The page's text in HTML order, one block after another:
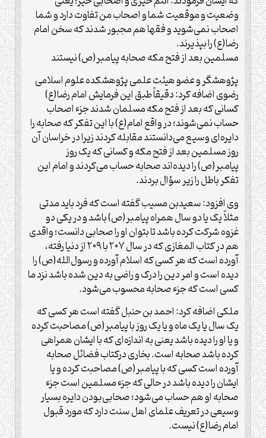
وضعیت و موقعیت شما و اصحاب من تفاوت دارد و شما
اصحاب نمی‌شوید و فقها هم مجبور شدند که سخن امام
رضا(ع) را بپذیرند.
مسلمین بعد از فتح مکه صحابه پیامبر(ص) نیستند
پژوهشگر و عضو هیئت علمی پژوهشکده علوم اسلامی
رضوی اضافه کرد: دقیقاً طبق این فرمایش امام رضا(ع)
کسانی که بعد از فتح مکه مسلمان شدند جزء اصحاب
حساب نمی‌شوند؛ در واقع امام(ع) با این تفکر که صحابه را
دایره‌ای وسیع می‌دانستند مقابله کردند زیرا در خراسان آن
روز مسلمین بعد از فتح مکه و کسانی که یک روز
پیامبر(ص) را دیده‌اند صحابه حساب می‌کردند و امام این
تفکر باطل را زیر سؤال بردند.
وی افزود: سعیدبن مسیب گفته است که فرد باید مدتی
مثلاً یک یا دو سال همراه پیامبر(ص) باشد و در یکی دو
غزوه شرکت کرده باشد تا بتوان او را صحابی دانست؛ واقدی
هم در کتاب المغازی که در سال ۲۰۷ با ۲۰۹ از دنیا رفته،
آورده است که هر کسی که اسلام آورده و رسول‌الله(ص) را
دیده است و امر دین را درک و راضی به دین شده باشد نزد ما
کسی است که جزء صحابه محسوب می‌شود.
ملکی اضافه کرد: احمد بن حنبل گفته است هر کسی که
یک سال یا یک ماه و یا یک روز با پیامبر(ص) مصاحبت کرده
و یا او را دیده باشد یعنی به اندازه‌ای که با ایشان همراهی
کرده باشد صحابه است. بخاری درکتاب فضائل صحابه
آورده است کسی که با پیامبر(ص) مصاحبت کرده و یا
ایشان را دیده باشد در حالی که جزء مسلمین است جزء
صحابه او هم حساب می‌شود؛ صحابی‌بودن دایره بسیار
وسیعی در تعریف علمای اهل سنت دارد که مورد قبول
امام رضا(ع) نیست.